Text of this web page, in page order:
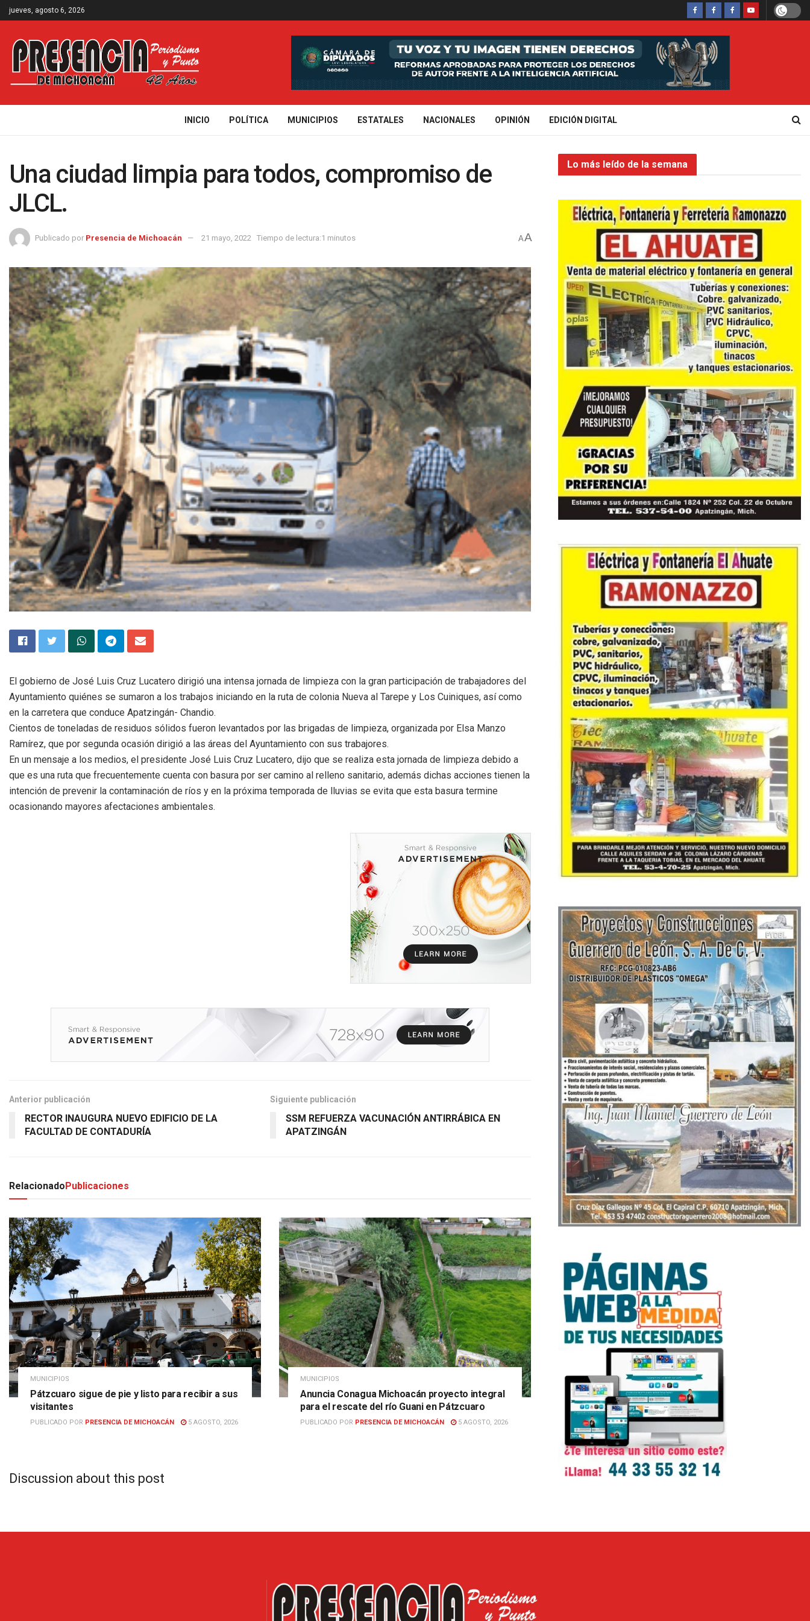
jueves, agosto 6, 2026
INICIO POLÍTICA MUNICIPIOS ESTATALES NACIONALES OPINIÓN EDICIÓN DIGITAL
Una ciudad limpia para todos, compromiso de
JLCL.
Publicado por Presencia de Michoacán 21 mayo, 2022 Tiempo de lectura:1 minutos AA
El gobierno de José Luis Cruz Lucatero dirigió una intensa jornada de limpieza con la gran participación de trabajadores del
Ayuntamiento quiénes se sumaron a los trabajos iniciando en la ruta de colonia Nueva al Tarepe y Los Cuiniques, así como
en la carretera que conduce Apatzingán- Chandio.
Cientos de toneladas de residuos sólidos fueron levantados por las brigadas de limpieza, organizada por Elsa Manzo
Ramírez, que por segunda ocasión dirigió a las áreas del Ayuntamiento con sus trabajores.
En un mensaje a los medios, el presidente José Luis Cruz Lucatero, dijo que se realiza esta jornada de limpieza debido a
que es una ruta que frecuentemente cuenta con basura por ser camino al relleno sanitario, además dichas acciones tienen la
intención de prevenir la contaminación de ríos y en la próxima temporada de lluvias se evita que esta basura termine
ocasionando mayores afectaciones ambientales.
Anterior publicación
RECTOR INAUGURA NUEVO EDIFICIO DE LA
FACULTAD DE CONTADURÍA
Siguiente publicación
SSM REFUERZA VACUNACIÓN ANTIRRÁBICA EN
APATZINGÁN
RelacionadoPublicaciones
MUNICIPIOS
Pátzcuaro sigue de pie y listo para recibir a sus
visitantes
PUBLICADO POR PRESENCIA DE MICHOACÁN 5 AGOSTO, 2026
MUNICIPIOS
Anuncia Conagua Michoacán proyecto integral
para el rescate del río Guani en Pátzcuaro
PUBLICADO POR PRESENCIA DE MICHOACÁN 5 AGOSTO, 2026
Discussion about this post
Lo más leído de la semana